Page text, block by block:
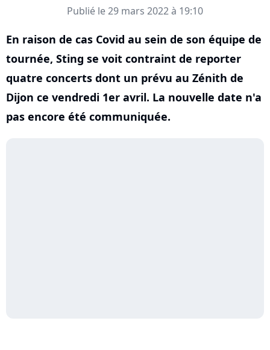
Publié le 29 mars 2022 à 19:10
En raison de cas Covid au sein de son équipe de
tournée, Sting se voit contraint de reporter
quatre concerts dont un prévu au Zénith de
Dijon ce vendredi 1er avril. La nouvelle date n'a
pas encore été communiquée.